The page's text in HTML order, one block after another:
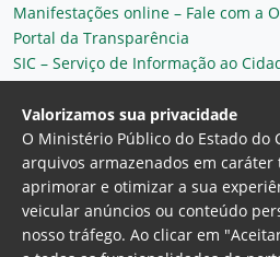
Manifestações online – Fale com a
Portal da Transparência
SIC – Serviço de Informação ao
Plantão MP do Ceará
Secretaria Geral
Valorizamos sua privacidade
O Ministério Público do Estado do
arquivos armazenados em
aprimorar e otimizar a sua
veicular anúncios ou conteúdo
nosso tráfego. Ao clicar em